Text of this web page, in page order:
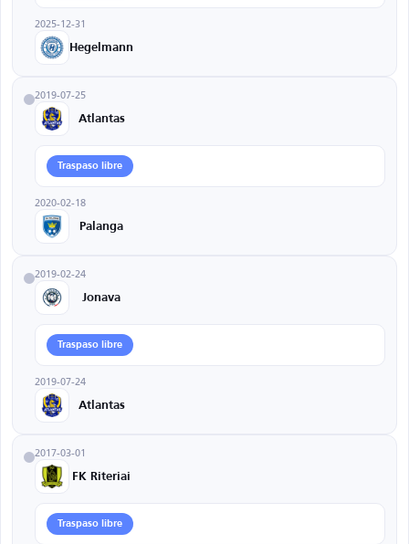
2025-12-31
Hegelmann
2019-07-25
Atlantas
Traspaso libre
2020-02-18
Palanga
2019-02-24
Jonava
Traspaso libre
2019-07-24
Atlantas
2017-03-01
FK Riteriai
Traspaso libre